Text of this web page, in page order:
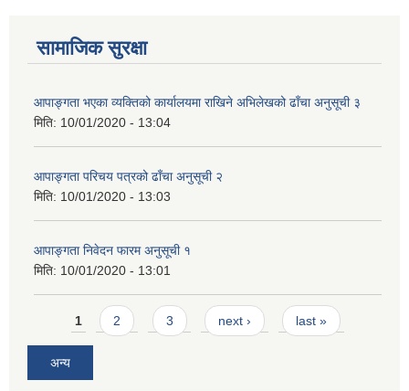
सामाजिक सुरक्षा
आपाङ्गता भएका व्यक्तिको कार्यालयमा राखिने अभिलेखको ढाँचा अनुसूची ३
मिति: 10/01/2020 - 13:04
आपाङ्गता परिचय पत्रको ढाँचा अनुसूची २
मिति: 10/01/2020 - 13:03
आपाङ्गता निवेदन फारम अनुसूची १
मिति: 10/01/2020 - 13:01
Pages
1 2 3 next › last »
अन्य